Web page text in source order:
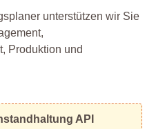
unterstützen wir Sie
Produktion und
API